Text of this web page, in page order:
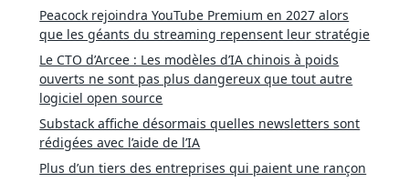
Peacock rejoindra YouTube Premium en 2027 alors
que les géants du streaming repensent leur stratégie
Le CTO d’Arcee : Les modèles d’IA chinois à poids
ouverts ne sont pas plus dangereux que tout autre
logiciel open source
Substack affiche désormais quelles newsletters sont
rédigées avec l’aide de l’IA
Plus d’un tiers des entreprises qui paient une rançon